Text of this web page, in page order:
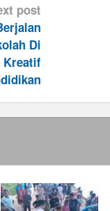
post
Di
Kreatif